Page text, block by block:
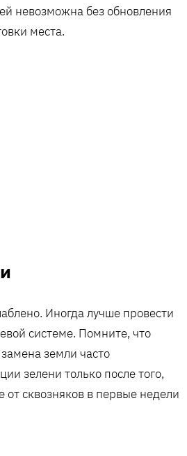
невозможна без обновления
места.
Иногда лучше провести
системе. Помните‚ что
земли часто
зелени только после того‚
сквозняков в первые недели